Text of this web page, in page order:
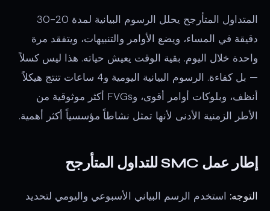
المتداول المتأرجح يحلل الرسوم البيانية لمدة 20-30
دقيقة في المساء، ويضع الأوامر والتنبيهات، ويتفقد مرة
واحدة خلال اليوم. بقية الوقت يعيش حياته. هذا ليس كسلاً
— بل كفاءة. الرسوم البيانية اليومية و4 ساعات تنتج هيكلاً
أنظف، وبلوكات أوامر أقوى، وFVGs أكثر موثوقية من
الأطر الزمنية الأدنى لأنها تمثل نشاطاً مؤسسياً أكثر أهمية.
إطار عمل SMC للتداول المتأرجح
التوجه: استخدم الرسم البياني الأسبوعي واليومي لتحديد